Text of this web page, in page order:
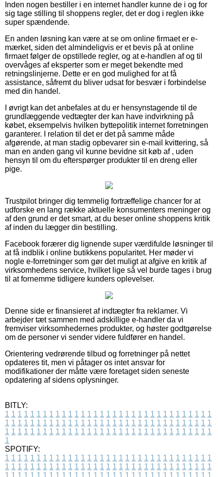
Inden nogen bestiller i en internet handler kunne de i og for
sig tage stilling til shoppens regler, det er dog i reglen ikke
super spændende.
En anden løsning kan være at se om online firmaet er e-
mærket, siden det almindeligvis er et bevis på at online
firmaet følger de opstillede regler, og at e-handlen af og til
overvåges af eksperter som er meget bekendte med
retningslinjerne. Dette er en god mulighed for at få
assistance, såfremt du bliver udsat for besvær i forbindelse
med din handel.
I øvrigt kan det anbefales at du er hensynstagende til de
grundlæggende vedtægter der kan have indvirkning på
købet, eksempelvis hvilken byttepolitik internet forretningen
garanterer. I relation til det er det på samme måde
afgørende, at man stadig opbevarer sin e-mail kvittering, så
man en anden gang vil kunne bevidne sit køb af , uden
hensyn til om du efterspørger produkter til en dreng eller
pige.
Trustpilot bringer dig temmelig fortræffelige chancer for at
udforske en lang række aktuelle konsumenters meninger og
af den grund er det smart, at du beser online shoppens kritik
af inden du lægger din bestilling.
Facebook forærer dig lignende super værdifulde løsninger til
at få indblik i online butikkens popularitet. Her møder vi
nogle e-forretninger som gør det muligt at afgive en kritik af
virksomhedens service, hvilket lige så vel burde tages i brug
til at fornemme tidligere kunders oplevelser.
Denne side er finansieret af indtægter fra reklamer. Vi
arbejder tæt sammen med adskillige e-handler da vi
fremviser virksomhedernes produkter, og høster godtgørelse
om de personer vi sender videre fuldfører en handel.
Orientering vedrørende tilbud og forretninger på nettet
opdateres tit, men vi påtager os intet ansvar for
modifikationer der måtte være foretaget siden seneste
opdatering af sidens oplysninger.
BITLY:
1 1 1 1 1 1 1 1 1 1 1 1 1 1 1 1 1 1 1 1 1 1 1 1 1 1 1 1 1 1 1 1 1
1 1 1 1 1 1 1 1 1 1 1 1 1 1 1 1 1 1 1 1 1 1 1 1 1 1 1 1 1 1 1 1 1
1 1 1 1 1 1 1 1 1 1 1 1 1 1 1 1 1 1 1 1 1 1 1 1 1 1 1 1 1 1 1 1 1
1
SPOTIFY:
1 1 1 1 1 1 1 1 1 1 1 1 1 1 1 1 1 1 1 1 1 1 1 1 1 1 1 1 1 1 1 1 1
1 1 1 1 1 1 1 1 1 1 1 1 1 1 1 1 1 1 1 1 1 1 1 1 1 1 1 1 1 1 1 1 1